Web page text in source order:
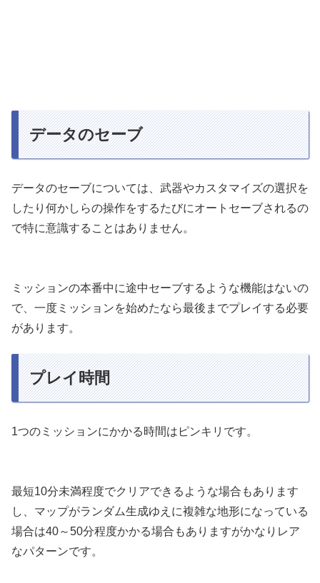
データのセーブ
データのセーブについては、武器やカスタマイズの選択を
したり何かしらの操作をするたびにオートセーブされるの
で特に意識することはありません。
ミッションの本番中に途中セーブするような機能はないの
で、一度ミッションを始めたなら最後までプレイする必要
があります。
プレイ時間
1つのミッションにかかる時間はピンキリです。
最短10分未満程度でクリアできるような場合もあります
し、マップがランダム生成ゆえに複雑な地形になっている
場合は40～50分程度かかる場合もありますがかなりレア
なパターンです。